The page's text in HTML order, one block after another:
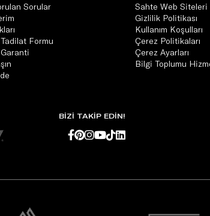
Sorular
Formu
Sahte Web Siteleri
Gizlilik Politikası
Kullanım Koşulları
Çerez Politikaları
Çerez Ayarları
Bilgi Toplumu
BİZİ TAKİP EDİN!